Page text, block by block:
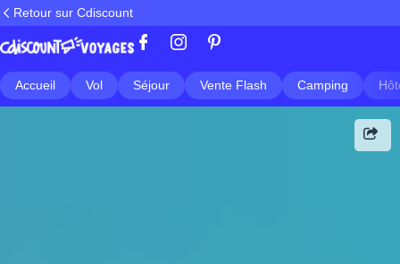
Retour sur Cdiscount
Accueil Vol Séjour Vente Flash Camping